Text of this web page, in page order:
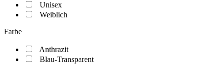
Unisex
Weiblich
Farbe
Anthrazit
Blau-Transparent